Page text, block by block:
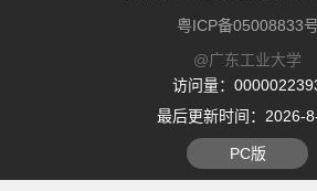
粤ICP备05008833号
@广东工业大学
访问量：
最后更新时间： 2026-8
PC版